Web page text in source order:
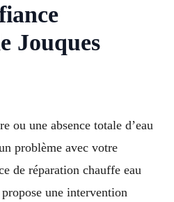
Jouques
ou une absence totale d’eau
problème avec votre
de réparation chauffe eau
une intervention